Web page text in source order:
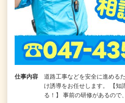
仕事内容
道路工事などを安全に進める
け誘導をお任せします。 【知
る！】 事前の研修があるの